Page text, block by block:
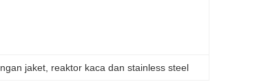
jaket reaktor kaca dan stainless steel